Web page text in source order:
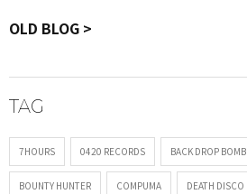
OLD BLOG >
TAG
7HOURS 0420 RECORDS BACK DROP BOMB
BOUNTY HUNTER COMPUMA DEATH DISCO